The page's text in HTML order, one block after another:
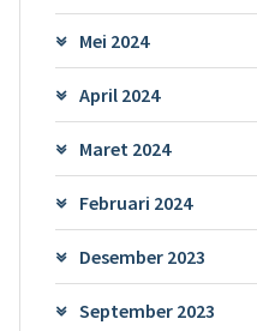
Mei 2024
April 2024
Maret 2024
Februari 2024
Desember 2023
September 2023